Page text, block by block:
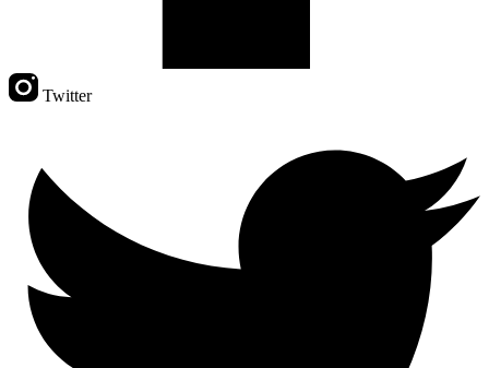
Twitter